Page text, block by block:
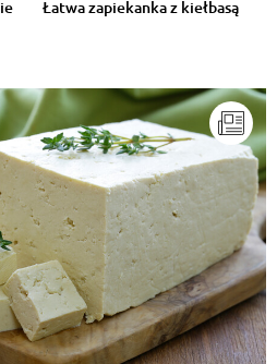
Odpowiedz
, 15.07.2016
Odpowiedz
do obiadu od kąd pamiętam
Odpowiedz
Łatwa zapiekanka z kiełbasą